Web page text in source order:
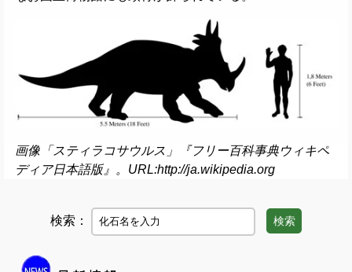
画像「スティラコサウルス」『フリー百科事典ウィキペ
ディア日本語版』。URL:http://ja.wikipedia.org
検索： 検索